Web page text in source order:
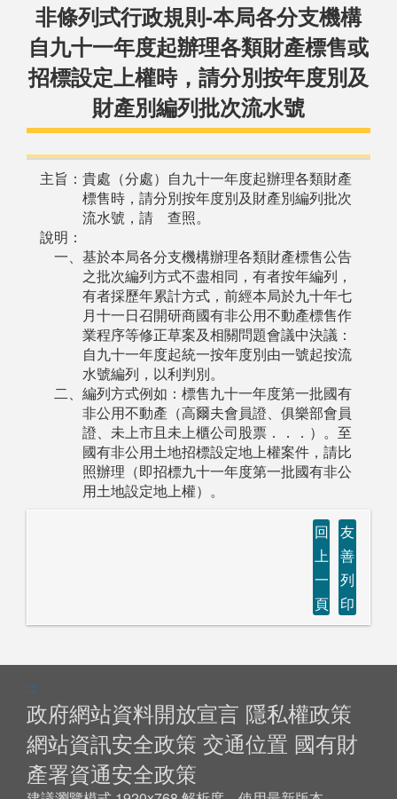
非條列式行政規則-本局各分支機構
自九十一年度起辦理各類財產標售或
招標設定上權時，請分別按年度別及
財產別編列批次流水號
主旨：貴處（分處）自九十一年度起辦理各類財產
標售時，請分別按年度別及財產別編列批次
流水號，請 查照。
說明：
一、基於本局各分支機構辦理各類財產標售公告
之批次編列方式不盡相同，有者按年編列，
有者採歷年累計方式，前經本局於九十年七
月十一日召開研商國有非公用不動產標售作
業程序等修正草案及相關問題會議中決議：
自九十一年度起統一按年度別由一號起按流
水號編列，以利判別。
二、編列方式例如：標售九十一年度第一批國有
非公用不動產（高爾夫會員證、俱樂部會員
證、未上市且未上櫃公司股票．．．）。至
國有非公用土地招標設定地上權案件，請比
照辦理（即招標九十一年度第一批國有非公
用土地設定地上權）。
回
上
一
頁
友
善
列
印
:::
政府網站資料開放宣言 隱私權政策
網站資訊安全政策 交通位置 國有財
產署資通安全政策